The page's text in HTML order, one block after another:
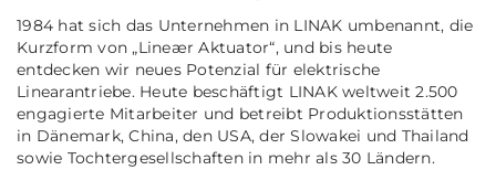
1984 hat sich das Unternehmen in LINAK umbenannt, die
Kurzform von „Lineær Aktuator“, und bis heute
entdecken wir neues Potenzial für elektrische
Linearantriebe. Heute beschäftigt LINAK weltweit 2.500
engagierte Mitarbeiter und betreibt Produktionsstätten
in Dänemark, China, den USA, der Slowakei und Thailand
sowie Tochtergesellschaften in mehr als 30 Ländern.